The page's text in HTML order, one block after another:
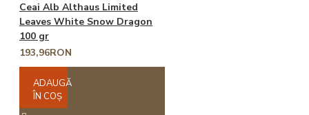
Ceai Alb Althaus Limited
Leaves White Snow Dragon
100 gr
193,96RON
ADAUGĂ
ÎN COŞ